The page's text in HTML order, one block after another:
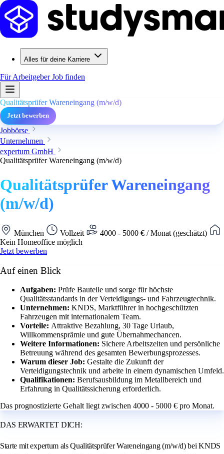
Alles für deine Karriere
Für ArbeitgeberJob finden
Qualitätsprüfer Wareneingang (m/w/d)
Jetzt bewerben
Jobbörse
Unternehmen
expertum GmbH
Qualitätsprüfer Wareneingang (m/w/d)
Qualitätsprüfer Wareneingang
(m/w/d)
München Vollzeit
4000 - 5000 € / Monat (geschätzt)
Kein Homeoffice möglich
Jetzt bewerben
Auf einen Blick
Aufgaben: Prüfe Bauteile und sorge für höchste
Qualitätsstandards in der Verteidigungs- und Fahrzeugtechnik.
Unternehmen: KNDS, Marktführer in hochgeschützten
Fahrzeugen mit internationalem Team.
Vorteile: Attraktive Bezahlung, 30 Tage Urlaub,
Willkommensprämie und gute Übernahmechancen.
Weitere Informationen: Sichere Arbeitszeiten und persönliche
Betreuung während des gesamten Bewerbungsprozesses.
Warum dieser Job: Gestalte die Zukunft der
Verteidigungstechnik und arbeite in einem dynamischen Umfeld.
Qualifikationen: Berufsausbildung im Metallbereich und
Erfahrung in Qualitätssicherung erforderlich.
Das prognostizierte Gehalt liegt zwischen 4000 - 5000 € pro Monat.
DAS ERWARTET DICH:
Starte mit expertum als Qualitätsprüfer Wareneingang (m/w/d) bei KNDS